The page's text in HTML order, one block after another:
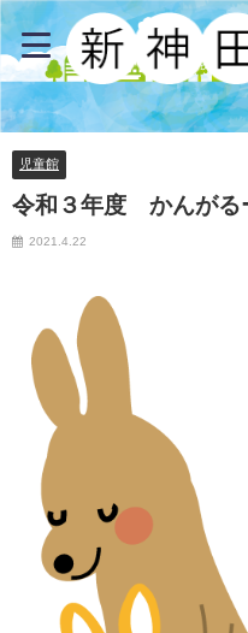
児童館
令和３年度 かんがる
2021.4.22